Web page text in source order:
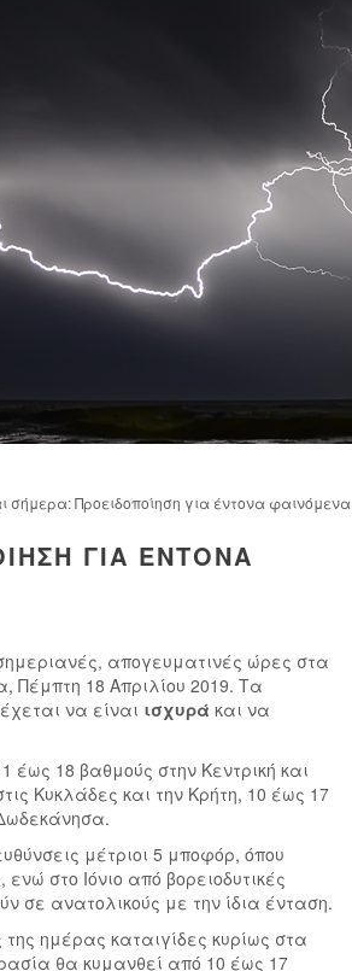
σήμερα: Προειδοποίηση για έντονα φαινόμενα
ΓΙΑ ΈΝΤΟΝΑ
απογευματινές ώρες στα
Πέμπτη 18 Απριλίου 2019. Τα
να είναι ισχυρά και να
18 βαθμούς στην Κεντρική και
Κυκλάδες και την Κρήτη, 10 έως 17
μέτριοι 5 μποφόρ, όπου
στο Ιόνιο από βορειοδυτικές
σε ανατολικούς με την ίδια ένταση.
ημέρας καταιγίδες κυρίως στα
θα κυμανθεί από 10 έως 17